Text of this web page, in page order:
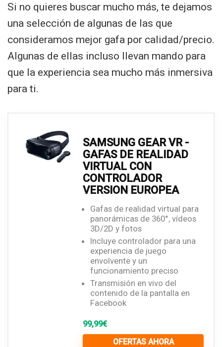
Si no quieres buscar mucho más, te dejamos
una selección de algunas de las que
consideramos mejor gafa por calidad/precio.
Algunas de ellas incluso llevan mando para
que la experiencia sea mucho más inmersiva
para ti.
SAMSUNG GEAR VR -
GAFAS DE REALIDAD
VIRTUAL CON
CONTROLADOR
VERSION EUROPEA
Gafas de realidad virtual para
panorámicas de 360°, vídeos
3D/2D y fotos
Incluye controlador para una
experiencia de juego
envolvente y un
funcionamiento preciso
Transmisión en vivo del
contenido de la pantalla en
Facebook
99,99€
OFERTAS AHORA